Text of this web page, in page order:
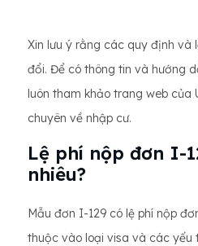
Xin lưu ý rằng các quy định và
đổi. Để có thông tin và hướng
luôn tham khảo trang web của
chuyên về nhập cư.
Lệ phí nộp đơn I-
nhiêu?
Mẫu đơn I-129 có lệ phí nộp
thuộc vào loại visa và các yếu